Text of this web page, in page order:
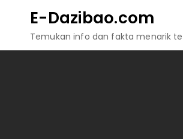
content
E-Dazibao.com
Temukan info dan fakta menarik